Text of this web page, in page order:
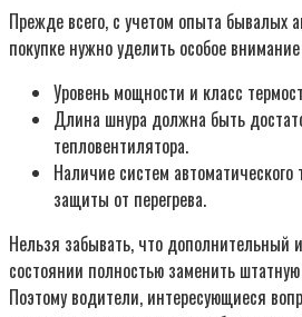
Прежде всего, с учетом опыта бывалых
покупке нужно уделить особое
Уровень мощности и класс
Длина шнура должна быть
тепловентилятора.
Наличие систем автоматического
защиты от перегрева.
Нельзя забывать, что дополнительный
состоянии полностью заменить
Поэтому водители, интересующиеся